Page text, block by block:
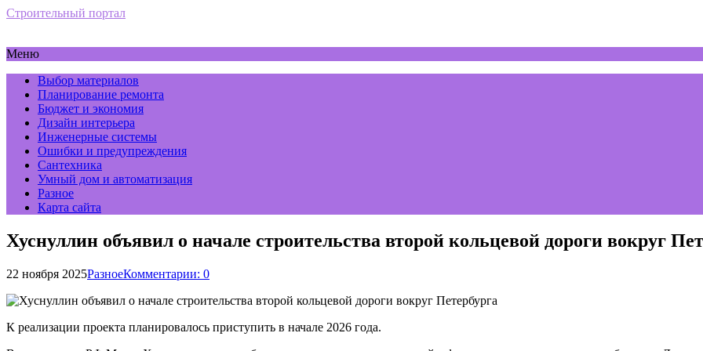
Строительный портал
Меню
Выбор материалов
Планирование ремонта
Бюджет и экономия
Дизайн интерьера
Инженерные системы
Ошибки и предупреждения
Сантехника
Умный дом и автоматизация
Разное
Карта сайта
Хуснуллин объявил о начале строительства второй кольцевой дороги вокруг
22 ноября 2025РазноеКомментарии: 0
К реализации проекта планировалось приступить в начале 2026 года.